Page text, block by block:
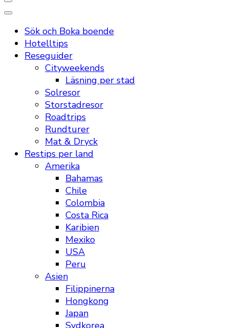
Sök och Boka boende
Hotelltips
Reseguider
Cityweekends
Läsning per stad
Solresor
Storstadresor
Roadtrips
Rundturer
Mat & Dryck
Restips per land
Amerika
Bahamas
Chile
Colombia
Costa Rica
Karibien
Mexiko
USA
Peru
Asien
Filippinerna
Hongkong
Japan
Sydkorea